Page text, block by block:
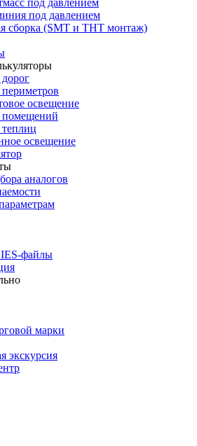
под давлением
сборка (SMT и THT монтаж)
освещение
освещение
аналогов
файлы
марки
экскурсия